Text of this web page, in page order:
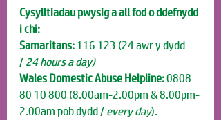
Cysylltiadau pwysig a all fod o ddefnydd
i chi:
Samaritans: 116 123 (24 awr y dydd
/ 24 hours a day)
Wales Domestic Abuse Helpline: 0808
80 10 800 (8.00am-2.00pm & 8.00pm-
2.00am pob dydd / every day).